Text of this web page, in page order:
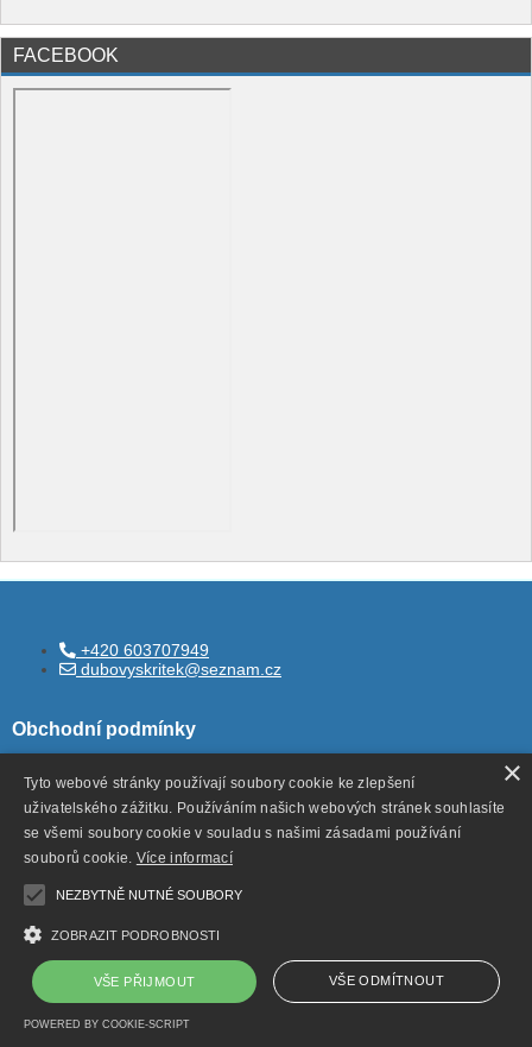
FACEBOOK
+420 603707949
dubovyskritek@seznam.cz
Obchodní podmínky
Všeobecné obchodní podmínky
Ochrana ososbních údajů
Odstoupení od smlouvy
tvorba e-shopua
×
Tyto webové stránky používají soubory cookie ke zlepšení
uživatelského zážitku. Používáním našich webových stránek souhlasíte
se všemi soubory cookie v souladu s našimi zásadami používání
souborů cookie. Více informací
NEZBYTNĚ NUTNÉ SOUBORY
ZOBRAZIT PODROBNOSTI
VŠE PŘIJMOUT VŠE ODMÍTNOUT
POWERED BY COOKIE-SCRIPT